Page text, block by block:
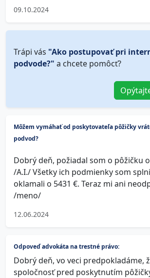
09.10.2024
Trápi vás "Ako postupovať pri
podvode?" a chcete pomôcť?
Môžem vymáhať od poskytovateľa pôžičky
podvod?
Dobrý deň, požiadal som o pôžičku
/A.I./ Všetky ich podmienky som
oklamali o 5431 €. Teraz mi ani
/meno/
12.06.2024
Odpoveď advokáta na trestné právo:
Dobrý deň, vo veci predpokladáme,
spoločnosť pred poskytnutím